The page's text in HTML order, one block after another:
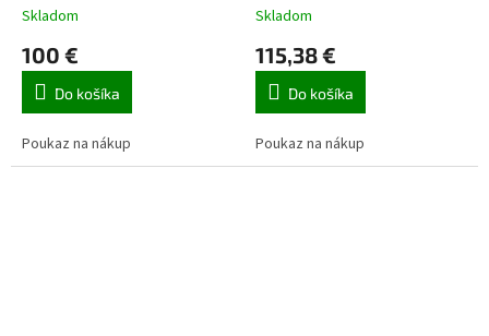
Skladom
100 €
Do košíka
Poukaz na nákup
Skladom
115,38 €
Do košíka
Poukaz na nákup